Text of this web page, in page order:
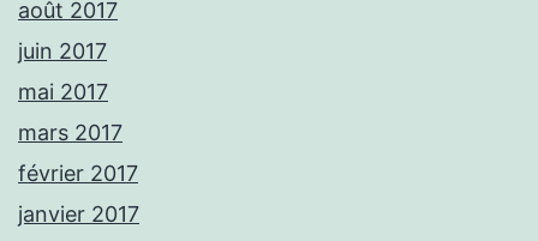
août 2017
juin 2017
mai 2017
mars 2017
février 2017
janvier 2017